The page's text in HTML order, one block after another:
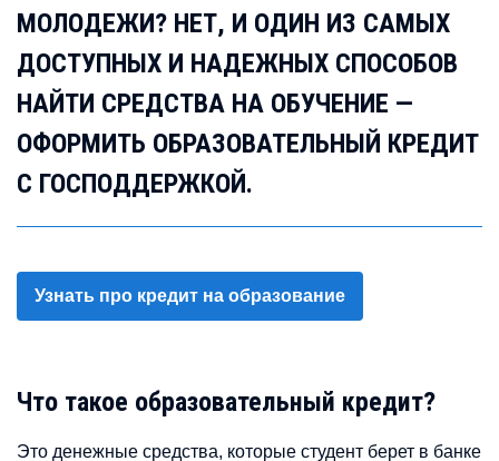
МОЛОДЕЖИ? НЕТ, И ОДИН ИЗ САМЫХ
ДОСТУПНЫХ И НАДЕЖНЫХ СПОСОБОВ
НАЙТИ СРЕДСТВА НА ОБУЧЕНИЕ —
ОФОРМИТЬ ОБРАЗОВАТЕЛЬНЫЙ КРЕДИТ
С ГОСПОДДЕРЖКОЙ.
Узнать про кредит на образование
Что такое образовательный кредит?
Это денежные средства, которые студент берет в банке